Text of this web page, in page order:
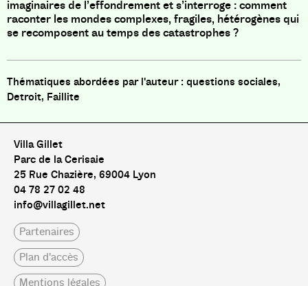
imaginaires de l’effondrement et s’interroge : comment
raconter les mondes complexes, fragiles, hétérogènes qui
se recomposent au temps des catastrophes ?
questions sociales,
Detroit, Faillite
Villa Gillet
Parc de la Cerisaie
25 Rue Chazière, 69004 Lyon
04 78 27 02 48
info@villagillet.net
Partenaires
Plan d'accès
Mentions légales